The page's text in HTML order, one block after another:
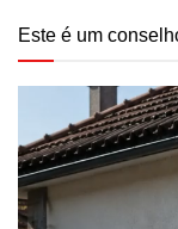
Este é um